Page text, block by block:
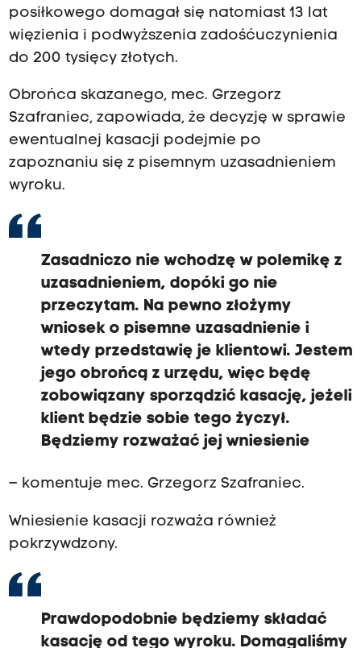
posiłkowego domagał się natomiast 13 lat
więzienia i podwyższenia zadośćuczynienia
do 200 tysięcy złotych.
Obrońca skazanego, mec. Grzegorz
Szafraniec, zapowiada, że decyzję w sprawie
ewentualnej kasacji podejmie po
zapoznaniu się z pisemnym uzasadnieniem
wyroku.
Zasadniczo nie wchodzę w polemikę z
uzasadnieniem, dopóki go nie
przeczytam. Na pewno złożymy
wniosek o pisemne uzasadnienie i
wtedy przedstawię je klientowi. Jestem
jego obrońcą z urzędu, więc będę
zobowiązany sporządzić kasację, jeżeli
klient będzie sobie tego życzył.
Będziemy rozważać jej wniesienie
– komentuje mec. Grzegorz Szafraniec.
Wniesienie kasacji rozważa również
pokrzywdzony.
Prawdopodobnie będziemy składać
kasację od tego wyroku. Domagaliśmy